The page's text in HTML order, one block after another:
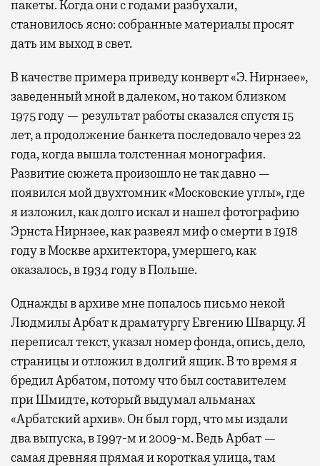
пакеты. Когда они с годами разбухали,
становилось ясно: собранные материалы просят
дать им выход в свет.
В качестве примера приведу конверт «Э. Нирнзее»,
заведенный мной в далеком, но таком близком
1975 году — результат работы сказался спустя 15
лет, а продолжение банкета последовало через 22
года, когда вышла толстенная монография.
Развитие сюжета произошло не так давно —
появился мой двухтомник «Московские углы», где
я изложил, как долго искал и нашел фотографию
Эрнста Нирнзее, как развеял миф о смерти в 1918
году в Москве архитектора, умершего, как
оказалось, в 1934 году в Польше.
Однажды в архиве мне попалось письмо некой
Людмилы Арбат к драматургу Евгению Шварцу. Я
переписал текст, указал номер фонда, опись, дело,
страницы и отложил в долгий ящик. В то время я
бредил Арбатом, потому что был составителем
при Шмидте, который выдумал альманах
«Арбатский архив». Он был горд, что мы издали
два выпуска, в 1997-м и 2009-м. Ведь Арбат —
самая древняя прямая и короткая улица, там